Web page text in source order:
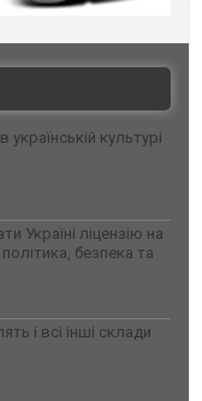
культурі
Україні ліцензію на
безпека та
і всі інші склади